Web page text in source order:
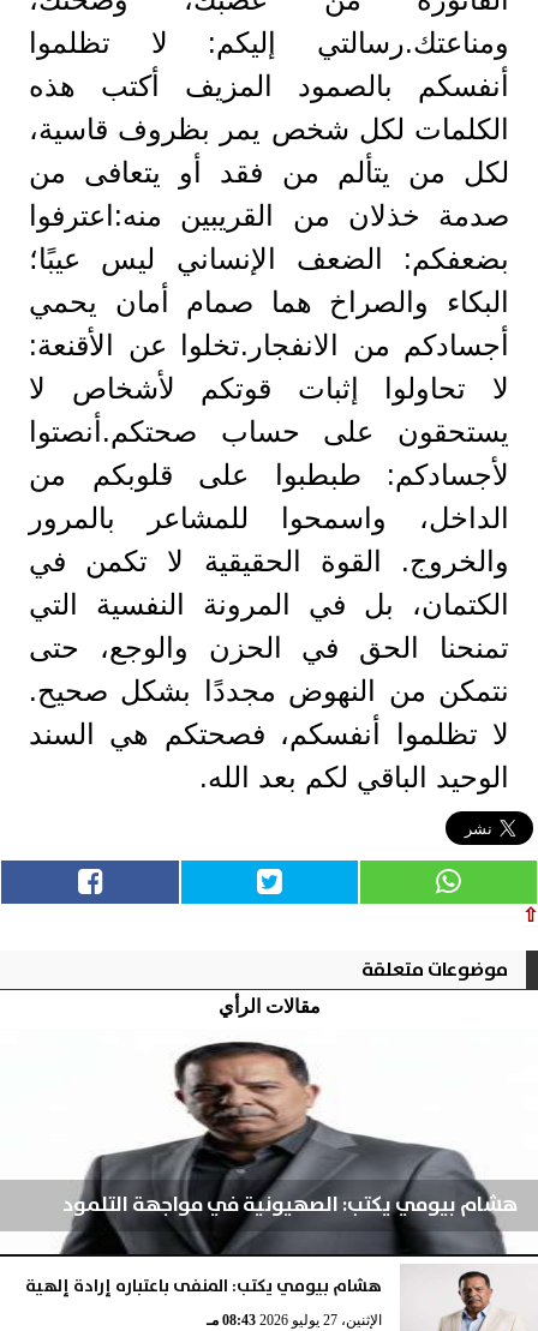
ومناعتك.رسالتي إليكم: لا تظلموا
أنفسكم بالصمود المزيف أكتب هذه
الكلمات لكل شخص يمر بظروف قاسية،
لكل من يتألم من فقد أو يتعافى من
صدمة خذلان من القريبين منه:اعترفوا
بضعفكم: الضعف الإنساني ليس عيبًا؛
البكاء والصراخ هما صمام أمان يحمي
أجسادكم من الانفجار.تخلوا عن الأقنعة:
لا تحاولوا إثبات قوتكم لأشخاص لا
يستحقون على حساب صحتكم.أنصتوا
لأجسادكم: طبطبوا على قلوبكم من
الداخل، واسمحوا للمشاعر بالمرور
والخروج. القوة الحقيقية لا تكمن في
الكتمان، بل في المرونة النفسية التي
تمنحنا الحق في الحزن والوجع، حتى
نتمكن من النهوض مجددًا بشكل صحيح.
لا تظلموا أنفسكم، فصحتكم هي السند
الوحيد الباقي لكم بعد الله.
⇧
موضوعات متعلقة
مقالات الرأي
هشام بيومي يكتب: الصهيونية في مواجهة التلمود
الإثنين، 3 أغسطس 2026 04:52 مـ
هشام بيومي يكتب: المنفى باعتباره إرادة إلهية
الإثنين، 27 يوليو 2026 08:43 مـ